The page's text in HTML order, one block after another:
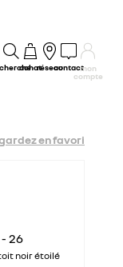
achatréseaucontactmon
compte
en favori
26
noir étoilé